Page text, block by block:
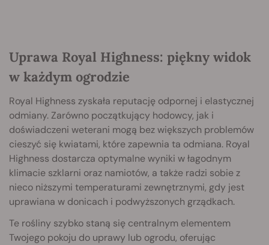
Uprawa Royal Highness: piękny widok
w każdym ogrodzie
Royal Highness zyskała reputację odpornej i elastycznej
odmiany. Zarówno początkujący hodowcy, jak i
doświadczeni weterani mogą bez większych problemów
cieszyć się kwiatami, które zapewnia ta odmiana. Royal
Highness dostarcza optymalne wyniki w łagodnym
klimacie szklarni oraz namiotów, a także radzi sobie z
nieco niższymi temperaturami zewnętrznymi, gdy jest
uprawiana w donicach i podwyższonych grządkach.
Te rośliny szybko staną się centralnym elementem
Twojego pokoju do uprawy lub ogrodu, oferując